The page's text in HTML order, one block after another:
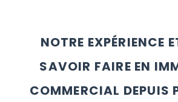
NOTRE EXPÉRIENCE
SAVOIR FAIRE EN
COMMERCIAL DEPUIS